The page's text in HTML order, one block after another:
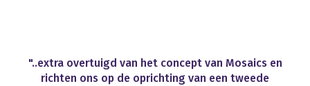
"..extra overtuigd van het concept van Mosaics en
richten ons op de oprichting van een tweede